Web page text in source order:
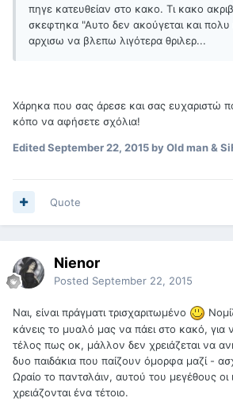
πηγε κατευθείαν στο κακο. Τι κακο
σκεφτηκα "Αυτο δεν ακούγεται και
αρχισω να βλεπω λιγότερα θριλερ...
Χάρηκα που σας άρεσε και σας ευχαριστώ
κόπο να αφήσετε σχόλια!
EditedSeptember 22, 2015by Old man &
Quote
Nienor
Posted September 22, 2015
Ναι, είναι πράγματι τρισχαριτωμένο
κάνεις το μυαλό μας να πάει στο κακό, για
τέλος πως οκ, μάλλον δεν χρειάζεται να
δυο παιδάκια που παίζουν όμορφα μαζί -
Ωραίο το παντσλάιν, αυτού του μεγέθους οι
χρειάζονται ένα τέτοιο.